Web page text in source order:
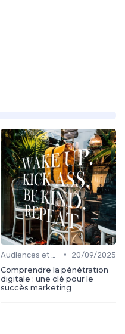
•
20/09/2025
Comprendre la pénétration
digitale : une clé pour le
succès marketing